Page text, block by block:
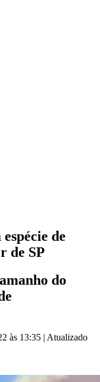
de
de SP
do
às 13:35 | Atualizado